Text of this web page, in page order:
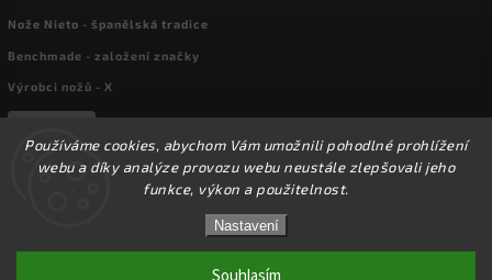
Používáme cookies, abychom Vám umožnili pohodlné prohlížení
webu a díky analýze provozu webu neustále zlepšovali jeho
funkce, výkon a použitelnost.
Nastavení
☀️Ve dnech 3-14.8 2026 máme zavřeno z důvodu
DOVOLENÉ. Eshop zůstává v provozu, objednávky
budeme zpracovávat v pondělí 17.8.2026. Děkujeme za
pochopení.☀️
Nože Nieto - španělská tradice
Benchmade - založení značky
Výrobci nožů - X
Upravit nastavení cookies